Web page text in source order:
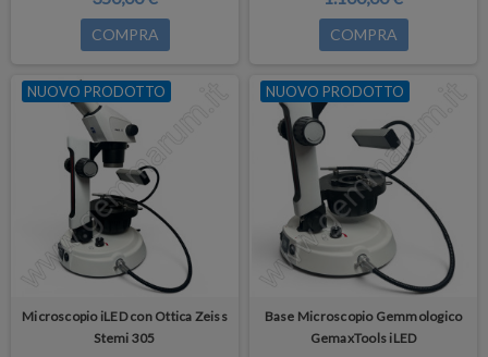
COMPRA COMPRA
NUOVO PRODOTTO
Microscopio iLED con Ottica Zeiss
Stemi 305
NUOVO PRODOTTO
Base Microscopio Gemmologico
GemaxTools iLED